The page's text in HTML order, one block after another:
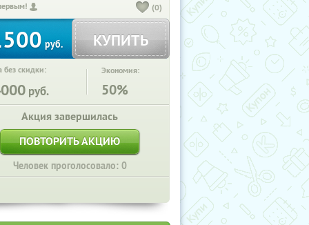
(0)
руб. КУПИТЬ
без скидки:
руб.
Экономия:
50%
Акция завершилась
ПОВТОРИТЬ АКЦИЮ
Человек проголосовало: 0